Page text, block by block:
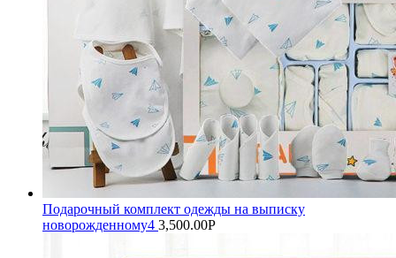
Подарочный комплект одежды на выписку
новорожденному4 3,500.00Р